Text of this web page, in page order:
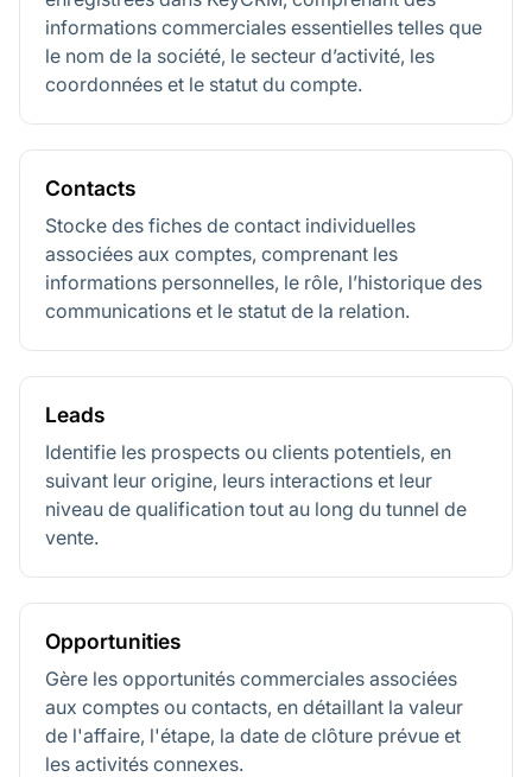
informations commerciales essentielles telles que
le nom de la société, le secteur d’activité, les
coordonnées et le statut du compte.
Contacts
Stocke des fiches de contact individuelles
associées aux comptes, comprenant les
informations personnelles, le rôle, l’historique des
communications et le statut de la relation.
Leads
Identifie les prospects ou clients potentiels, en
suivant leur origine, leurs interactions et leur
niveau de qualification tout au long du tunnel de
vente.
Opportunities
Gère les opportunités commerciales associées
aux comptes ou contacts, en détaillant la valeur
de l'affaire, l'étape, la date de clôture prévue et
les activités connexes.